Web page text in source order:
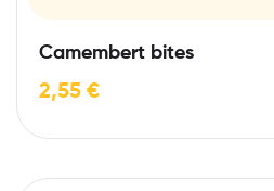
Camembert bites
2,55 €